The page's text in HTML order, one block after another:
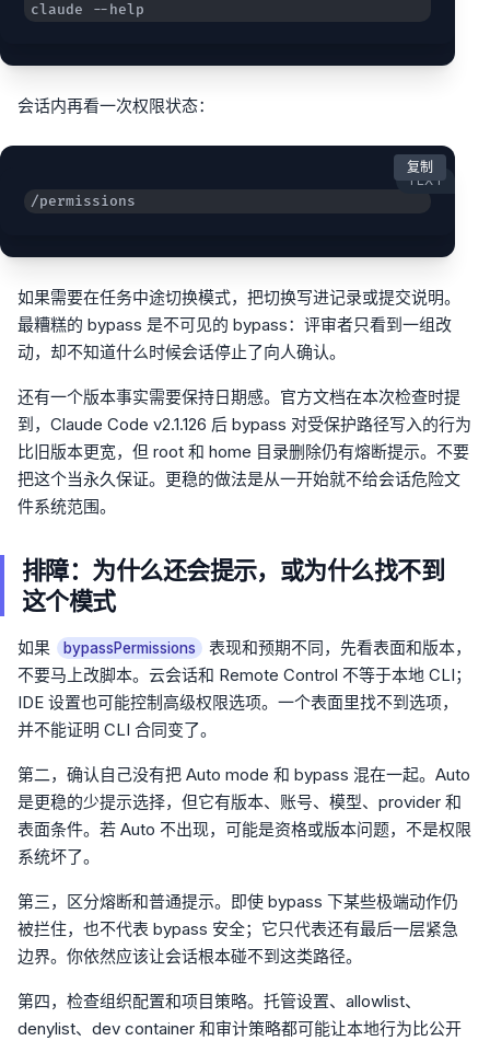
claude --help
会话内再看一次权限状态：
TEXT
/permissions
复制
如果需要在任务中途切换模式，把切换写进记录或提交说明。
最糟糕的 bypass 是不可见的 bypass：评审者只看到一组改
动，却不知道什么时候会话停止了向人确认。
还有一个版本事实需要保持日期感。官方文档在本次检查时提
到，Claude Code v2.1.126 后 bypass 对受保护路径写入的行为
比旧版本更宽，但 root 和 home 目录删除仍有熔断提示。不要
把这个当永久保证。更稳的做法是从一开始就不给会话危险文
件系统范围。
排障：为什么还会提示，或为什么找不到
这个模式
如果 bypassPermissions
表现和预期不同，先看表面和版本，
不要马上改脚本。云会话和 Remote Control 不等于本地 CLI；
IDE 设置也可能控制高级权限选项。一个表面里找不到选项，
并不能证明 CLI 合同变了。
第二，确认自己没有把 Auto mode 和 bypass 混在一起。Auto
是更稳的少提示选择，但它有版本、账号、模型、provider 和
表面条件。若 Auto 不出现，可能是资格或版本问题，不是权限
系统坏了。
第三，区分熔断和普通提示。即使 bypass 下某些极端动作仍
被拦住，也不代表 bypass 安全；它只代表还有最后一层紧急
边界。你依然应该让会话根本碰不到这类路径。
第四，检查组织配置和项目策略。托管设置、allowlist、
denylist、dev container 和审计策略都可能让本地行为比公开